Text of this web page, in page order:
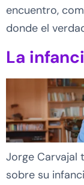
encuentro,
donde el
La
Jorge Carvajal
sobre su